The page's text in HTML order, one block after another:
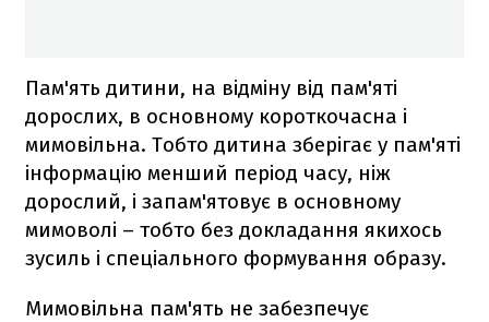
Пам'ять дитини, на відміну від пам'яті
дорослих, в основному короткочасна і
мимовільна. Тобто дитина зберігає у пам'яті
інформацію менший період часу, ніж
дорослий, і запам'ятовує в основному
мимоволі – тобто без докладання якихось
зусиль і спеціального формування образу.
Мимовільна пам'ять не забезпечує